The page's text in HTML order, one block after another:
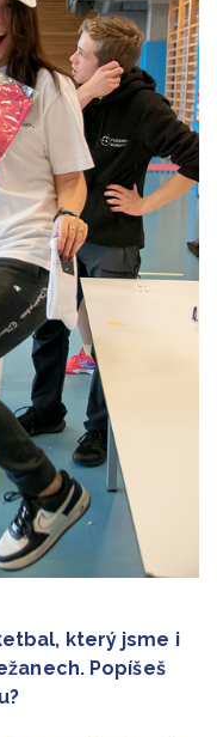
který jsme i
Popíšeš